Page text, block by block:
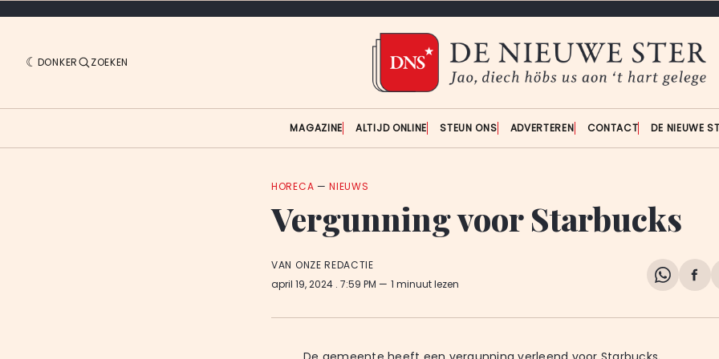
DONKER ZOEKEN
MAGAZINE ALTIJD ONLINE STEUN ONS ADVERTEREN CONTACT DE NIEUWE
HORECA —NIEUWS
Vergunning voor Starbucks
VAN ONZE REDACTIE
april 19, 2024 . 7:59 PM 1 minuut lezen
Share